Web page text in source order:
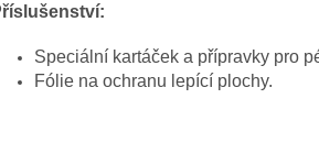
Speciální kartáček a přípravky pro
Fólie na ochranu lepící plochy.